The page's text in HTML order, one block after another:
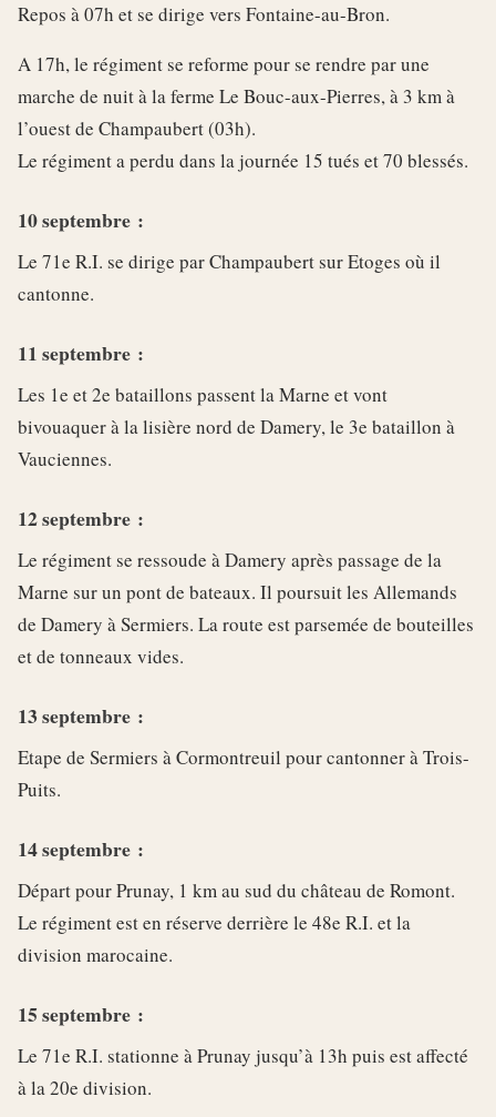
Repos à 07h et se dirige vers Fontaine-au-Bron.
A 17h, le régiment se reforme pour se rendre par une
marche de nuit à la ferme Le Bouc-aux-Pierres, à 3 km à
l’ouest de Champaubert (03h).
Le régiment a perdu dans la journée 15 tués et 70 blessés.
10 septembre :
Le 71e R.I. se dirige par Champaubert sur Etoges où il
cantonne.
11 septembre :
Les 1e et 2e bataillons passent la Marne et vont
bivouaquer à la lisière nord de Damery, le 3e bataillon à
Vauciennes.
12 septembre :
Le régiment se ressoude à Damery après passage de la
Marne sur un pont de bateaux. Il poursuit les Allemands
de Damery à Sermiers. La route est parsemée de bouteilles
et de tonneaux vides.
13 septembre :
Etape de Sermiers à Cormontreuil pour cantonner à Trois-
Puits.
14 septembre :
Départ pour Prunay, 1 km au sud du château de Romont.
Le régiment est en réserve derrière le 48e R.I. et la
division marocaine.
15 septembre :
Le 71e R.I. stationne à Prunay jusqu’à 13h puis est affecté
à la 20e division.